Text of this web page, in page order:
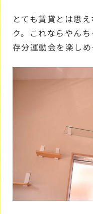
とても賃貸とは思
ク。これならやん
存分運動会を楽し